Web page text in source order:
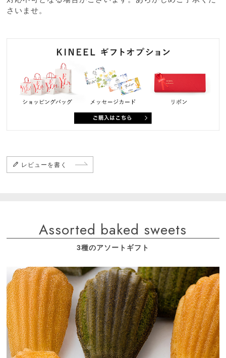
さいませ。
レビューを書く
Assorted baked sweets
3種のアソートギフト